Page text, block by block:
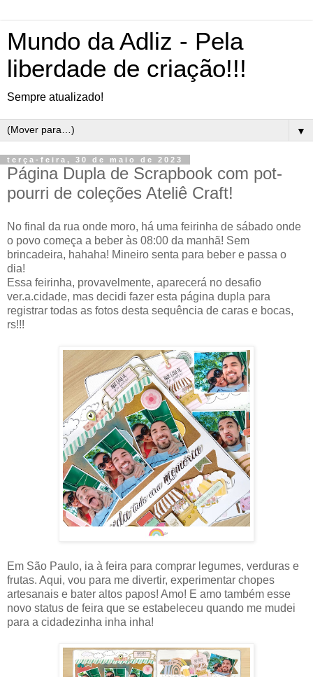
Mundo da Adliz - Pela
liberdade de criação!!!
Sempre atualizado!
▼
terça-feira, 30 de maio de 2023
Página Dupla de Scrapbook com pot-
pourri de coleções Ateliê Craft!
No final da rua onde moro, há uma feirinha de sábado onde
o povo começa a beber às 08:00 da manhã! Sem
brincadeira, hahaha! Mineiro senta para beber e passa o
dia!
Essa feirinha, provavelmente, aparecerá no desafio
ver.a.cidade, mas decidi fazer esta página dupla para
registrar todas as fotos desta sequência de caras e bocas,
rs!!!
Em São Paulo, ia à feira para comprar legumes, verduras e
frutas. Aqui, vou para me divertir, experimentar chopes
artesanais e bater altos papos! Amo! E amo também esse
novo status de feira que se estabeleceu quando me mudei
para a cidadezinha inha inha!